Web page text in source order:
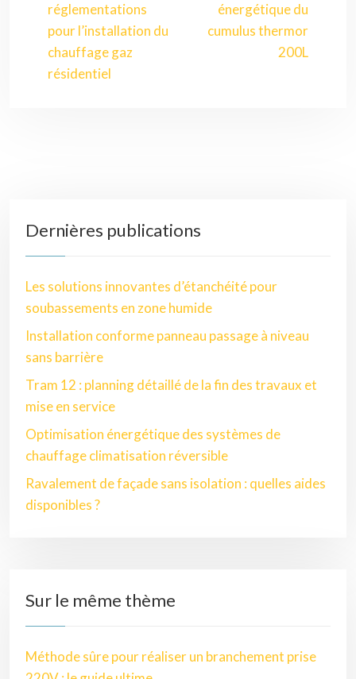
réglementations
pour l’installation du
chauffage gaz
résidentiel
énergétique du
cumulus thermor
200L
Dernières publications
Les solutions innovantes d’étanchéité pour
soubassements en zone humide
Installation conforme panneau passage à niveau
sans barrière
Tram 12 : planning détaillé de la fin des travaux et
mise en service
Optimisation énergétique des systèmes de
chauffage climatisation réversible
Ravalement de façade sans isolation : quelles aides
disponibles ?
Sur le même thème
Méthode sûre pour réaliser un branchement prise